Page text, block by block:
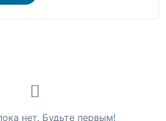
нет. Будьте первым!